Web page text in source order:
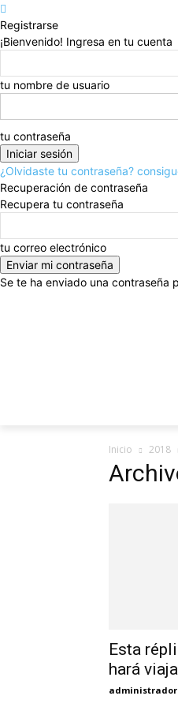
Registrarse
¡Bienvenido! Ingresa en tu cuenta
tu nombre de usuario
tu contraseña
¿Olvidaste tu contraseña?
Recuperación de contraseña
Recupera tu contraseña
tu correo electrónico
Se te ha enviado una contraseña
Inicio 2018
Esta
hará
administrador